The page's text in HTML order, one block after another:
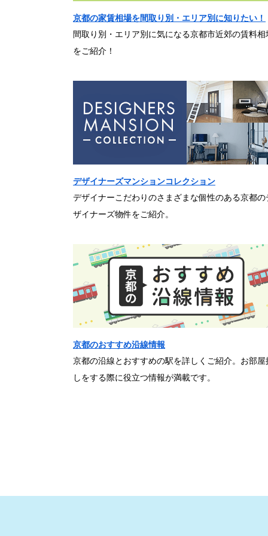
京都の家賃相場を間取り別・エリア別に知りたい！
間取り別・エリア別に気になる京都市近郊の賃料相
をご紹介！
デザイナーズマンションコレクション
デザイナーこだわりのさまざまな個性のある京都の
ザイナーズ物件をご紹介。
京都のおすすめ沿線情報
京都の沿線とおすすめの駅を詳しくご紹介。お部屋
しをする際に役立つ情報が満載です。